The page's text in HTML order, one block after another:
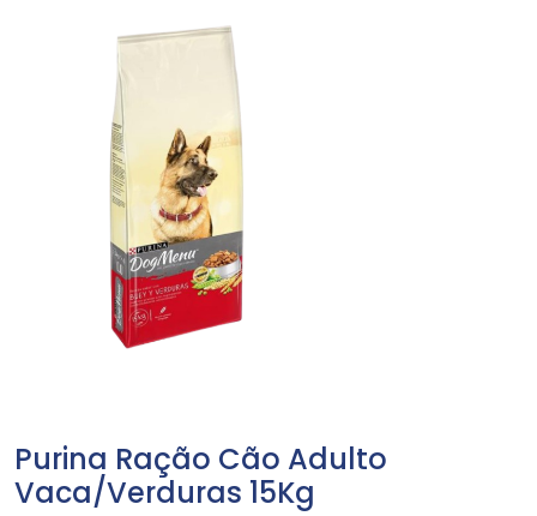
Purina Ração Cão Adulto
Vaca/Verduras 15Kg